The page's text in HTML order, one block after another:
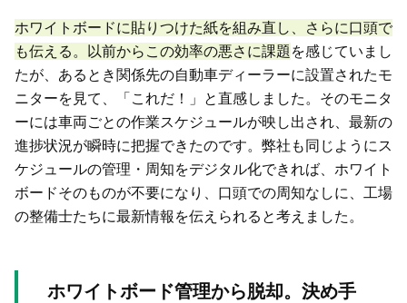
ホワイトボードに貼りつけた紙を組み直し、さらに口頭で
も伝える。以前からこの効率の悪さに課題 を感じていまし
たが、あるとき関係先の自動車ディーラーに設置されたモ
ニターを見て、「これだ！」と直感しました。そのモニタ
ーには車両ごとの作業スケジュールが映し出され、最新の
進捗状況が瞬時に把握できたのです。弊社も同じようにス
ケジュールの管理・周知をデジタル化できれば、ホワイト
ボードそのものが不要になり、口頭での周知なしに、工場
の整備士たちに最新情報を伝えられると考えました。
ホワイトボード管理から脱却。決め手